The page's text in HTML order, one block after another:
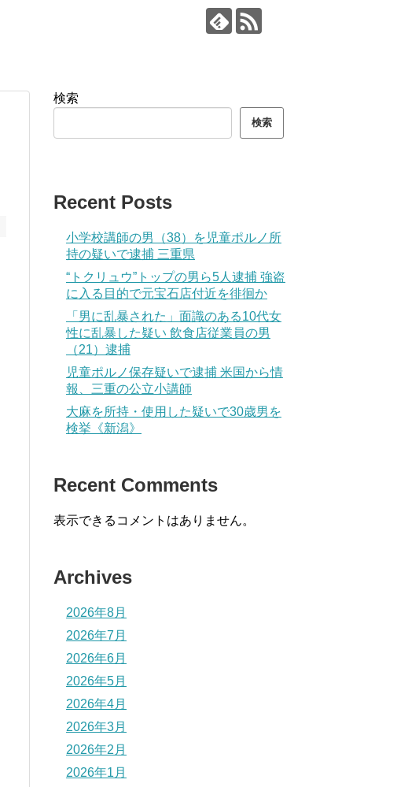
検索
検索
Recent Posts
小学校講師の男（38）を児童ポルノ所
持の疑いで逮捕 三重県
“トクリュウ”トップの男ら5人逮捕 強盗
に入る目的で元宝石店付近を徘徊か
「男に乱暴された」面識のある10代女
性に乱暴した疑い 飲食店従業員の男
（21）逮捕
児童ポルノ保存疑いで逮捕 米国から情
報、三重の公立小講師
大麻を所持・使用した疑いで30歳男を
検挙《新潟》
Recent Comments
表示できるコメントはありません。
Archives
2026年8月
2026年7月
2026年6月
2026年5月
2026年4月
2026年3月
2026年2月
2026年1月